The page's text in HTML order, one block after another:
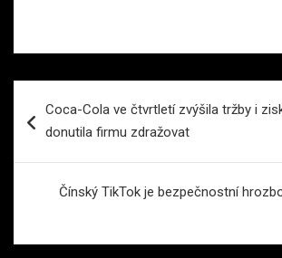
proCoca-Cola ve čtvrtletí zvýšila tržby i
donutila firmu zdražovat
Čínský TikTok je bezpečnostní